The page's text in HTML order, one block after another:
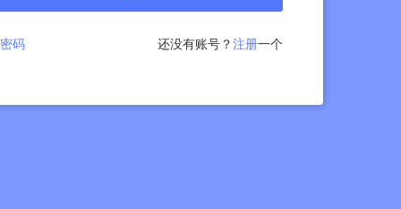
码 还没有账号？ 注册一个